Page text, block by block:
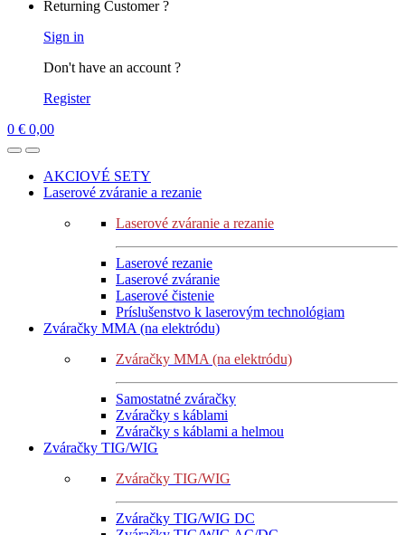
Returning Customer ?
Sign in
Don't have an account ?
Register
0 € 0,00
AKCIOVÉ SETY
Laserové zváranie a rezanie
Laserové zváranie a rezanie
Laserové rezanie
Laserové zváranie
Laserové čistenie
Príslušenstvo k laserovým technológiam
Zváračky MMA (na elektródu)
Zváračky MMA (na elektródu)
Samostatné zváračky
Zváračky s káblami
Zváračky s káblami a helmou
Zváračky TIG/WIG
Zváračky TIG/WIG
Zváračky TIG/WIG DC